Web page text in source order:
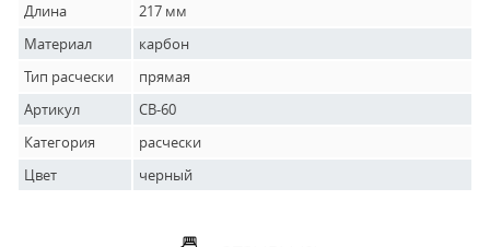
Длина
217 мм
Материал
карбон
Тип расчески
прямая
Артикул
CB-60
Категория
расчески
Цвет
черный